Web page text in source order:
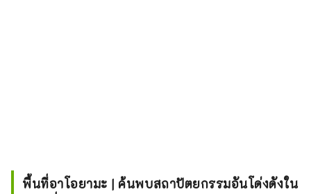
พื้นที่อาโอยามะ | ค้นพบสถาปัตยกรรมอันโด่งดังใน